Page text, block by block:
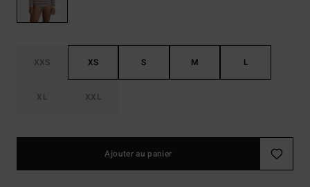
XXS XS S M L
XL XXL
Ajouter au panier